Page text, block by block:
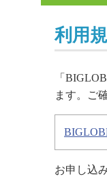
利用
「
ます。ご
お申し込